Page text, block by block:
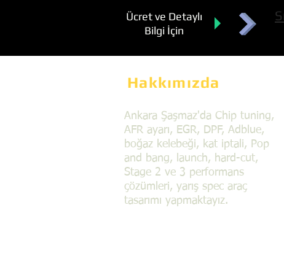
Ücret ve Detaylı
Bilgi İçin
Hakkımızda
Ankara Şaşmaz'da Chip tuning,
AFR ayarı, EGR, DPF, Adblue,
boğaz kelebeği, kat iptali, Pop
and bang, launch, hard-cut,
Stage 2 ve 3 performans
çözümleri, yarış spec araç
tasarımı yapmaktayız.